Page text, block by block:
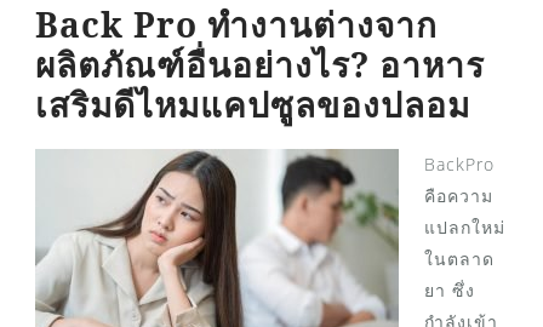
Back Pro ทำงานต่างจาก
ผลิตภัณฑ์อื่นอย่างไร? อาหาร
เสริมดีไหมแคปซูลของปลอม
BackPro
คือความ
แปลกใหม่
ในตลาด
ยา ซึ่ง
กำลังเข้า